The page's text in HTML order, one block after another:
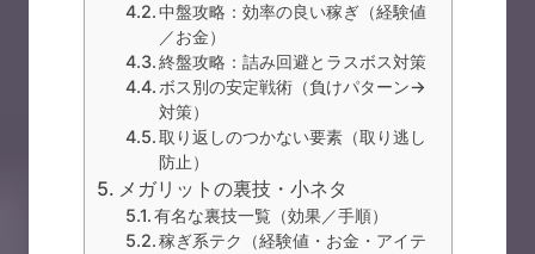
中盤攻略：効率の良い稼ぎ（経験値
／お金）
終盤攻略：詰み回避とラスボス対策
ボス別の安定戦術（負けパターン→
対策）
取り返しのつかない要素（取り逃し
防止）
メガリットの裏技・小ネタ
有名な裏技一覧（効果／手順）
稼ぎ系テク（経験値・お金・アイテ